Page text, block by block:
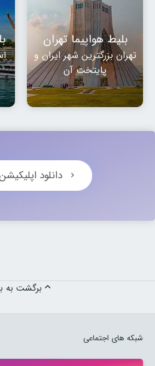
بلیط هواپیما تهران
تهران بزرگترین شهر ایران و
پایتخت آن
دانلود
شبکه های اجتماعی